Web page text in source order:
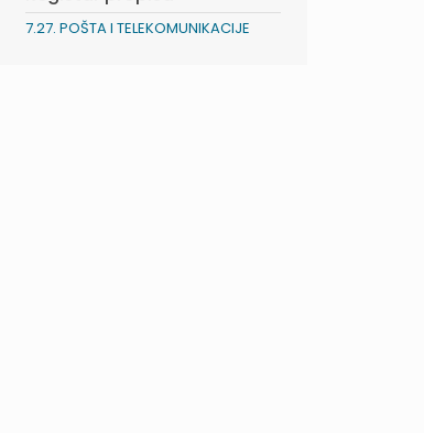
7.27. POŠTA I TELEKOMUNIKACIJE